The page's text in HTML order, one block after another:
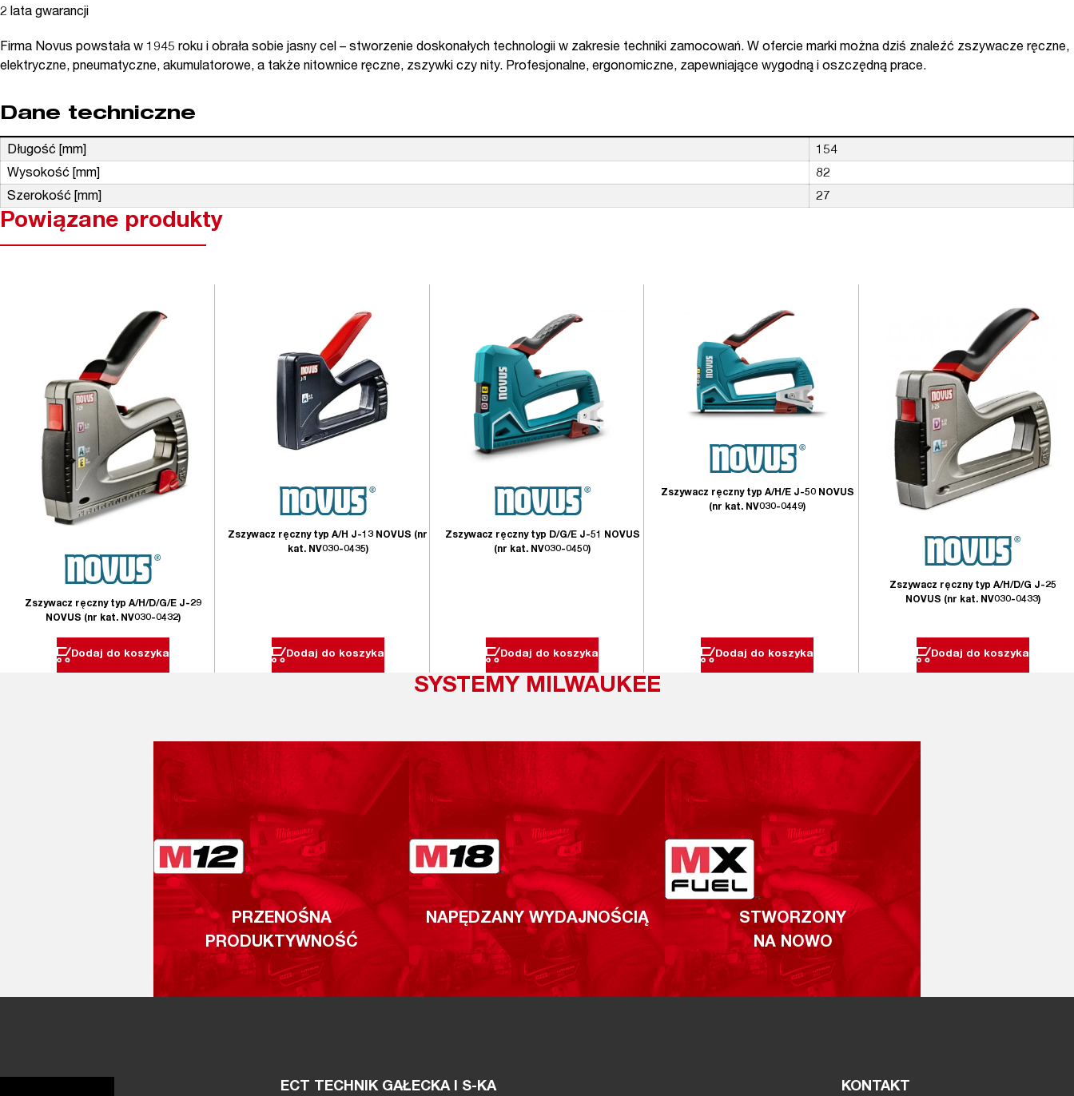
2 lata gwarancji
Firma Novus powstała w 1945 roku i obrała sobie jasny cel – stworzenie doskonałych technologii w zakresie techniki zamocowań. W ofercie marki można dziś znaleźć zszywacze ręczne,
elektryczne, pneumatyczne, akumulatorowe, a także nitownice ręczne, zszywki czy nity. Profesjonalne, ergonomiczne, zapewniające wygodną i oszczędną prace.
Dane techniczne
Długość [mm]
154
Wysokość [mm]
82
Szerokość [mm]
27
Powiązane produkty
Zszywacz ręczny typ A/H/D/G/E J-29
NOVUS (nr kat. NV030-0432)
Dodaj do koszyka
Zszywacz ręczny typ A/H J-13 NOVUS (nr
kat. NV030-0435)
Dodaj do koszyka
Zszywacz ręczny typ D/G/E J-51 NOVUS
(nr kat. NV030-0450)
Dodaj do koszyka
Zszywacz ręczny typ A/H/E J-50 NOVUS
(nr kat. NV030-0449)
Dodaj do koszyka
Zszywacz ręczny typ A/H/D/G J-25
NOVUS (nr kat. NV030-0433)
Dodaj do koszyka
SYSTEMY MILWAUKEE
PRZENOŚNA
PRODUKTYWNOŚĆ
NAPĘDZANY WYDAJNOŚCIĄ
STWORZONY
NA NOWO
ECT TECHNIK GAŁECKA I S-KA
KONTAKT